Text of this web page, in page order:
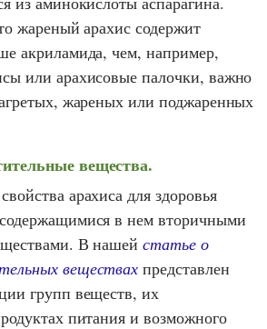
жареный арахис содержит
акриламида, чем, например,
или арахисовые палочки, важно
жареных или поджаренных
вещества.
арахиса для здоровья
в нем вторичными
В нашейстатье о
веществах представлен
групп веществ, их
питания и возможного